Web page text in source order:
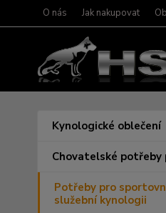
O nás Jak nakupovat
Kynologické oblečení
Chovatelské potřeby
Potřeby pro
služební kynologii